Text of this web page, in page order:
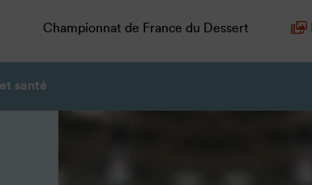
Championnat de France du Dessert
santé